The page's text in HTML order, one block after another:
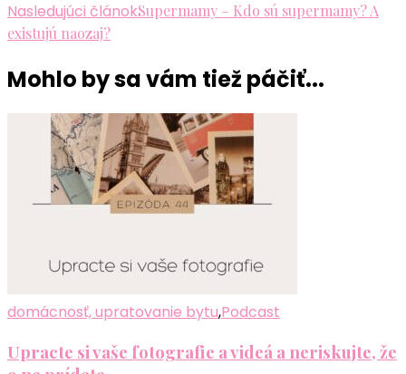
Nasledujúci článokSupermamy – Kdo sú supermamy? A
existujú naozaj?
Mohlo by sa vám tiež páčiť...
domácnosť, upratovanie bytu,Podcast
Upracte si vaše fotografie a videá a neriskujte, že